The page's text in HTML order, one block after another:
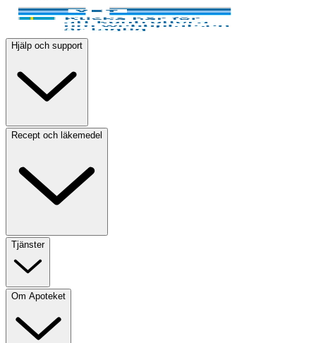
Hjälp och support
Recept och läkemedel
Tjänster
Om Apoteket